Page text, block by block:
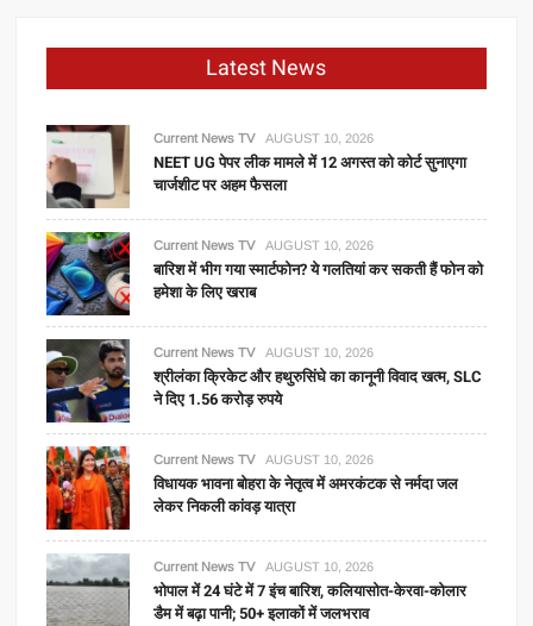
Latest News
Current News TV AUGUST 10, 2026
NEET UG पेपर लीक मामले में 12 अगस्त को कोर्ट सुनाएगा
चार्जशीट पर अहम फैसला
Current News TV AUGUST 10, 2026
बारिश में भीग गया स्मार्टफोन? ये गलतियां कर सकती हैं फोन को
हमेशा के लिए खराब
Current News TV AUGUST 10, 2026
श्रीलंका क्रिकेट और हथुरुसिंघे का कानूनी विवाद खत्म, SLC
ने दिए 1.56 करोड़ रुपये
Current News TV AUGUST 10, 2026
विधायक भावना बोहरा के नेतृत्व में अमरकंटक से नर्मदा जल
लेकर निकली कांवड़ यात्रा
Current News TV AUGUST 10, 2026
भोपाल में 24 घंटे में 7 इंच बारिश, कलियासोत-केरवा-कोलार
डैम में बढ़ा पानी; 50+ इलाकों में जलभराव